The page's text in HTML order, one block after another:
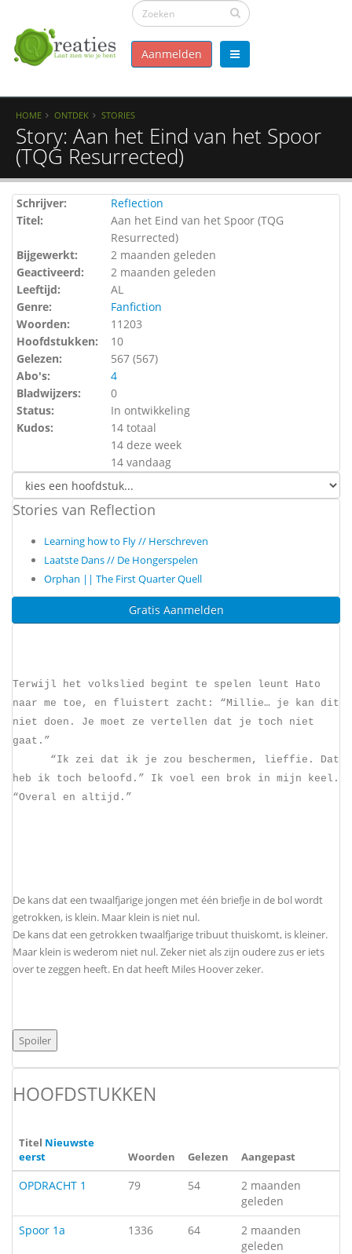
Aanmelden
HOME ONTDEK STORIES
Story: Aan het Eind van het Spoor
(TQG Resurrected)
Schrijver:
RefIection
Titel:
Aan het Eind van het Spoor (TQG
Resurrected)
Bijgewerkt:
2 maanden geleden
Geactiveerd:
2 maanden geleden
Leeftijd:
AL
Genre:
Fanfiction
Woorden:
11203
Hoofdstukken:
10
Gelezen:
567 (567)
Abo's:
4
Bladwijzers:
0
Status:
In ontwikkeling
Kudos:
14 totaal
14 deze week
14 vandaag
Stories van RefIection
Learning how to Fly // Herschreven
Laatste Dans // De Hongerspelen
Orphan || The First Quarter Quell
Gratis Aanmelden
Terwijl het volkslied begint te spelen leunt Hato
naar me toe, en fluistert zacht: “Millie… je kan dit
niet doen. Je moet ze vertellen dat je toch niet
gaat.”
“Ik zei dat ik je zou beschermen, lieffie. Dat
heb ik toch beloofd.” Ik voel een brok in mijn keel.
“Overal en altijd.”
De kans dat een twaalfjarige jongen met één briefje in de bol wordt
getrokken, is klein. Maar klein is niet nul.
De kans dat een getrokken twaalfjarige tribuut thuiskomt, is kleiner.
Maar klein is wederom niet nul. Zeker niet als zijn oudere zus er iets
over te zeggen heeft. En dat heeft Miles Hoover zeker.
HOOFDSTUKKEN
Titel Nieuwste
eerst
Woorden Gelezen Aangepast
OPDRACHT 1 79 54
2 maanden
geleden
Spoor 1a
1336 64
2 maanden
geleden